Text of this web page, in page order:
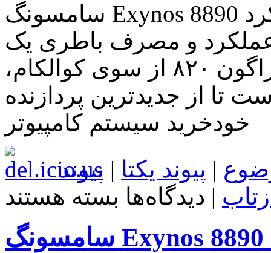
سامسونگ Exynos 8890 را رسما معرفی کرد: GPU جدید،
و مصرف باطری یک
روز بعد از معرفی رسمی اسنپدراگون ۸۲۰ از سوی کوالکام،
تا از جدیدترین پردازنده
خودخرید سیستم کامپیوتر
| پیوند یکتا | پیوند
| دیدگاه‌هابرای
سامسونگ
را
رسما
بسته هستند
سامسونگ Exynos 8890 را برای Galaxy S7 به تولید